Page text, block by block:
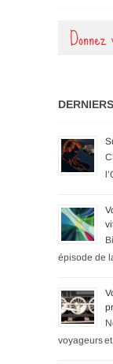
épisode de
voyageurs